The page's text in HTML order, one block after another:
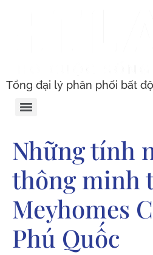
Tổng đại lý phân phối bất
Những tính
thông minh
Meyhomes
Phú Quốc